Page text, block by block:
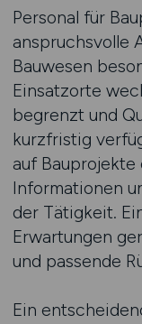
Personal für
anspruchsvolle
Bauwesen
Einsatzorte
begrenzt und
kurzfristig
auf Bauprojekte
Informationen
der Tätigkeit.
Erwartungen
und passende
Ein